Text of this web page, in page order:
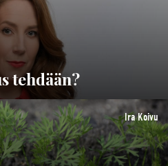
tehdään?
Ira Koivu